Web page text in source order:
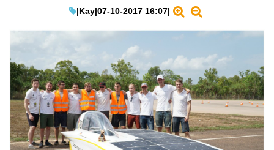
EduTech
IT Times
生成式AI與雲端應用
Enterprise Digital Transformation
特集
|Kay|07-10-2017 16:07|